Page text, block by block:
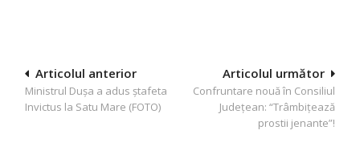
Navigare
în
Articolul următor
Confruntare nouă în Consiliul
Judeţean: “Trâmbiţează
prostii jenante”!
Articolul anterior
Ministrul Dușa a adus ștafeta
Invictus la Satu Mare (FOTO)